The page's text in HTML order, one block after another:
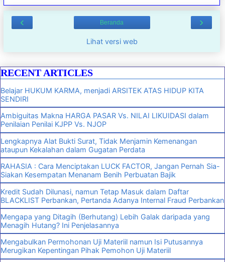
‹ ›
Beranda
Lihat versi web
RECENT ARTICLES
Belajar HUKUM KARMA, menjadi ARSITEK ATAS HIDUP KITA
SENDIRI
Ambiguitas Makna HARGA PASAR Vs. NILAI LIKUIDASI dalam
Penilaian Penilai KJPP Vs. NJOP
Lengkapnya Alat Bukti Surat, Tidak Menjamin Kemenangan
ataupun Kekalahan dalam Gugatan Perdata
RAHASIA : Cara Menciptakan LUCK FACTOR, Jangan Pernah Sia-
Siakan Kesempatan Menanam Benih Perbuatan Bajik
Kredit Sudah Dilunasi, namun Tetap Masuk dalam Daftar
BLACKLIST Perbankan, Pertanda Adanya Internal Fraud Perbankan
Mengapa yang Ditagih (Berhutang) Lebih Galak daripada yang
Menagih Hutang? Ini Penjelasannya
Mengabulkan Permohonan Uji Materiil namun Isi Putusannya
Merugikan Kepentingan Pihak Pemohon Uji Materiil